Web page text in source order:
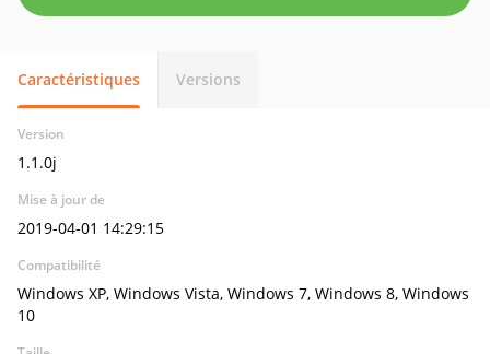
Caractéristiques Versions
Version
1.1.0j
Mise à jour de
2019-04-01 14:29:15
Compatibilité
Windows XP, Windows Vista, Windows 7, Windows 8, Windows
10